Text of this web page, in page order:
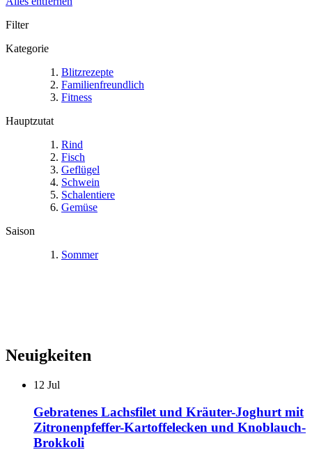
Filter
Kategorie
Blitzrezepte
Familienfreundlich
Fitness
Hauptzutat
Rind
Fisch
Geflügel
Schwein
Schalentiere
Gemüse
Saison
Sommer
Neuigkeiten
12 Jul
Gebratenes Lachsfilet und Kräuter-Joghurt mit
Zitronenpfeffer-Kartoffelecken und Knoblauch-
Brokkoli